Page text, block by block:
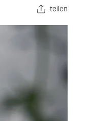
teilen